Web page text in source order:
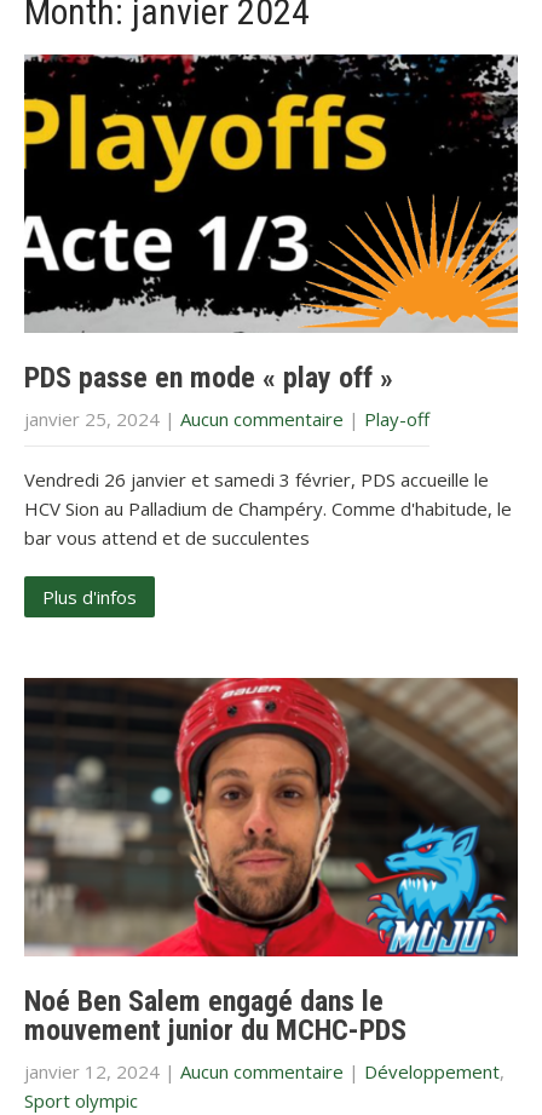
Month: janvier 2024
PDS passe en mode « play off »
janvier 25, 2024 | Aucun commentaire | Play-off
Vendredi 26 janvier et samedi 3 février, PDS accueille le
HCV Sion au Palladium de Champéry. Comme d'habitude, le
bar vous attend et de succulentes
Plus d'infos
Noé Ben Salem engagé dans le
mouvement junior du MCHC-PDS
janvier 12, 2024 | Aucun commentaire | Développement,
Sport olympic